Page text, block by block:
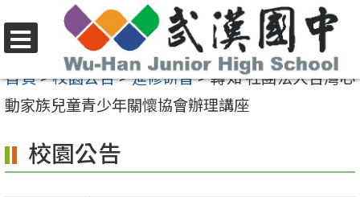
至
要
容
區
選
單
首頁>校園公告>進修研習>轉知 社團法人台灣心
動家族兒童青少年關懷協會辦理講座
校園公告